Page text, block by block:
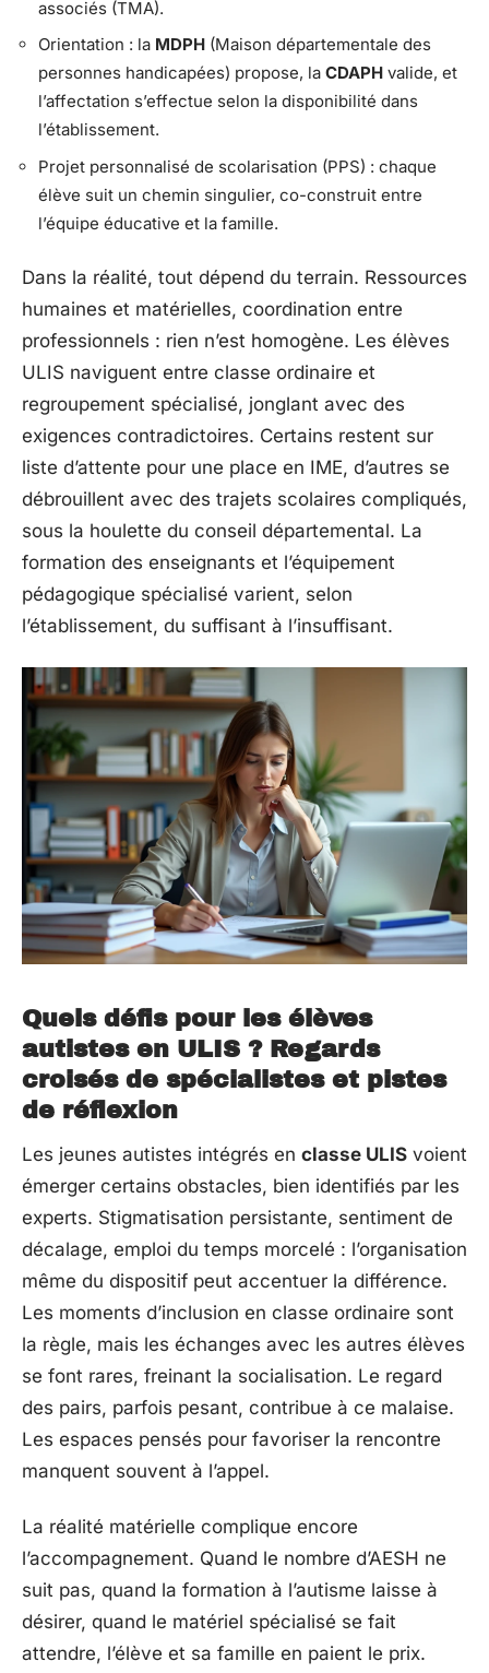
associés (TMA).
Orientation : la MDPH (Maison départementale des
personnes handicapées) propose, la CDAPH valide, et
l’affectation s’effectue selon la disponibilité dans
l’établissement.
Projet personnalisé de scolarisation (PPS) : chaque
élève suit un chemin singulier, co-construit entre
l’équipe éducative et la famille.
Dans la réalité, tout dépend du terrain. Ressources
humaines et matérielles, coordination entre
professionnels : rien n’est homogène. Les élèves
ULIS naviguent entre classe ordinaire et
regroupement spécialisé, jonglant avec des
exigences contradictoires. Certains restent sur
liste d’attente pour une place en IME, d’autres se
débrouillent avec des trajets scolaires compliqués,
sous la houlette du conseil départemental. La
formation des enseignants et l’équipement
pédagogique spécialisé varient, selon
l’établissement, du suffisant à l’insuffisant.
Quels défis pour les élèves
autistes en ULIS ? Regards
croisés de spécialistes et pistes
de réflexion
Les jeunes autistes intégrés en classe ULIS voient
émerger certains obstacles, bien identifiés par les
experts. Stigmatisation persistante, sentiment de
décalage, emploi du temps morcelé : l’organisation
même du dispositif peut accentuer la différence.
Les moments d’inclusion en classe ordinaire sont
la règle, mais les échanges avec les autres élèves
se font rares, freinant la socialisation. Le regard
des pairs, parfois pesant, contribue à ce malaise.
Les espaces pensés pour favoriser la rencontre
manquent souvent à l’appel.
La réalité matérielle complique encore
l’accompagnement. Quand le nombre d’AESH ne
suit pas, quand la formation à l’autisme laisse à
désirer, quand le matériel spécialisé se fait
attendre, l’élève et sa famille en paient le prix.